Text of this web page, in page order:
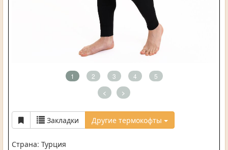
1 2 3 4 5
< >
Закладки Другие термокофты
Страна: Турция